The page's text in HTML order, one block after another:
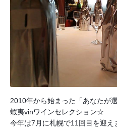
2010年から始まった「あなたが
蝦夷vinワインセレクション☆
今年は7月に札幌で11回目を迎え